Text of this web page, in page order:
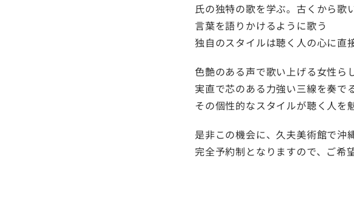
氏の独特の歌を学ぶ。古くから歌
言葉を語りかけるように歌う
独自のスタイルは聴く人の心に直
色艶のある声で歌い上げる女性ら
実直で芯のある力強い三線を奏で
その個性的なスタイルが聴く人を
是非この機会に、久夫美術館で沖
完全予約制となりますので、ご希